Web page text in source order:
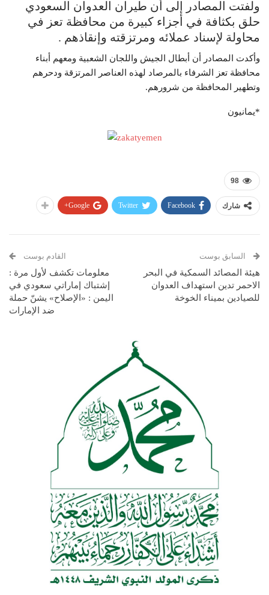
ولفتت المصادر إلى أن طيران العدوان السعودي
حلق بكثافة في أجزاء كبيرة من محافظة تعز في
محاولة لإسناد عملائه ومرتزقته وإنقاذهم .
وأكدت المصادر أن أبطال الجيش واللجان الشعبية ومعهم أبناء
محافظة تعز الشرفاء بالمرصاد لهذه العناصر المرتزقة ودحرهم
وتطهير المحافظة من شرورهم.
*يمانيون
98
شارك Facebook
Twitter
Google+
السابق بوست
هيئة المصائد السمكية في البحر
الاحمر تدين استهداف العدوان
للصيادين بميناء الخوخة
القادم بوست
معلومات تكشف لأول مرة :
إشتباك إماراتي سعودي في
اليمن : «الإصلاح» يشنّ حملة
ضد الإمارات